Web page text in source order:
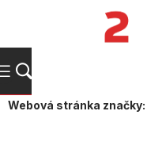
Webová stránka značky: